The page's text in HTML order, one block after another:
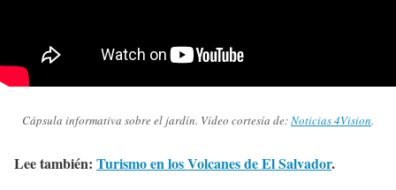
Cápsula informativa sobre el jardín. Vídeo cortesía de:Noticias 4Vision.
Lee también: Turismo en los Volcanes de El Salvador.